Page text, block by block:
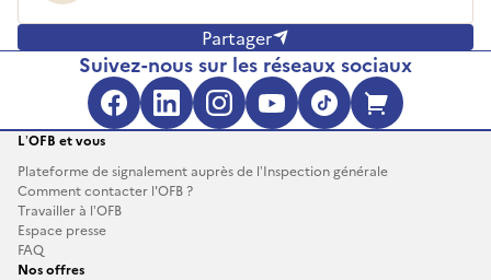
Partager
Suivez-nous sur les réseaux sociaux
Facebook (s'ouvre dans une
LinkedIn (s'ouvre dans
Instagram (s'ouvre
YouTube
TikTok
L’OFB et vous
Plateforme de signalement auprès de l’Inspection générale
Comment contacter l'OFB ?
Travailler à l’OFB
Espace presse
FAQ
Nos offres